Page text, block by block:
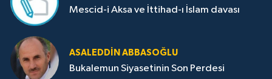
Mescid-i Aksa ve İttihad-ı İslam davası
ASALEDDIN ABBASOĞLU
Bukalemun Siyasetinin Son Perdesi